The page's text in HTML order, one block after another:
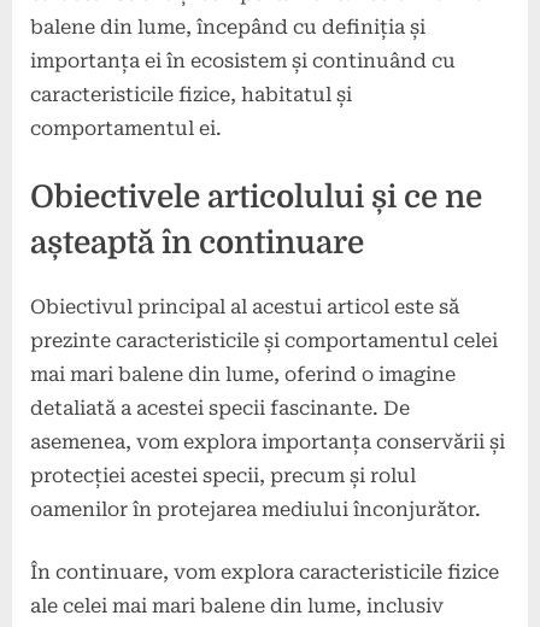
balene din lume, începând cu definiția și
importanța ei în ecosistem și continuând cu
caracteristicile fizice, habitatul și
comportamentul ei.
Obiectivele articolului și ce ne
așteaptă în continuare
Obiectivul principal al acestui articol este să
prezinte caracteristicile și comportamentul celei
mai mari balene din lume, oferind o imagine
detaliată a acestei specii fascinante. De
asemenea, vom explora importanța conservării și
protecției acestei specii, precum și rolul
oamenilor în protejarea mediului înconjurător.
În continuare, vom explora caracteristicile fizice
ale celei mai mari balene din lume, inclusiv